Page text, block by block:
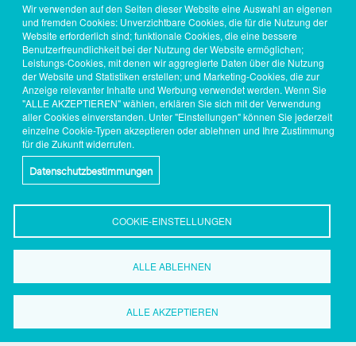
Wir verwenden auf den Seiten dieser Website eine Auswahl an eigenen
und fremden Cookies: Unverzichtbare Cookies, die für die Nutzung der
Website erforderlich sind; funktionale Cookies, die eine bessere
Benutzerfreundlichkeit bei der Nutzung der Website ermöglichen;
Leistungs-Cookies, mit denen wir aggregierte Daten über die Nutzung
der Website und Statistiken erstellen; und Marketing-Cookies, die zur
Anzeige relevanter Inhalte und Werbung verwendet werden. Wenn Sie
"ALLE AKZEPTIEREN" wählen, erklären Sie sich mit der Verwendung
aller Cookies einverstanden. Unter "Einstellungen" können Sie jederzeit
einzelne Cookie-Typen akzeptieren oder ablehnen und Ihre Zustimmung
für die Zukunft widerrufen.
Datenschutzbestimmungen
COOKIE-EINSTELLUNGEN
ALLE ABLEHNEN
ALLE AKZEPTIEREN
Wirtschaftsförderung